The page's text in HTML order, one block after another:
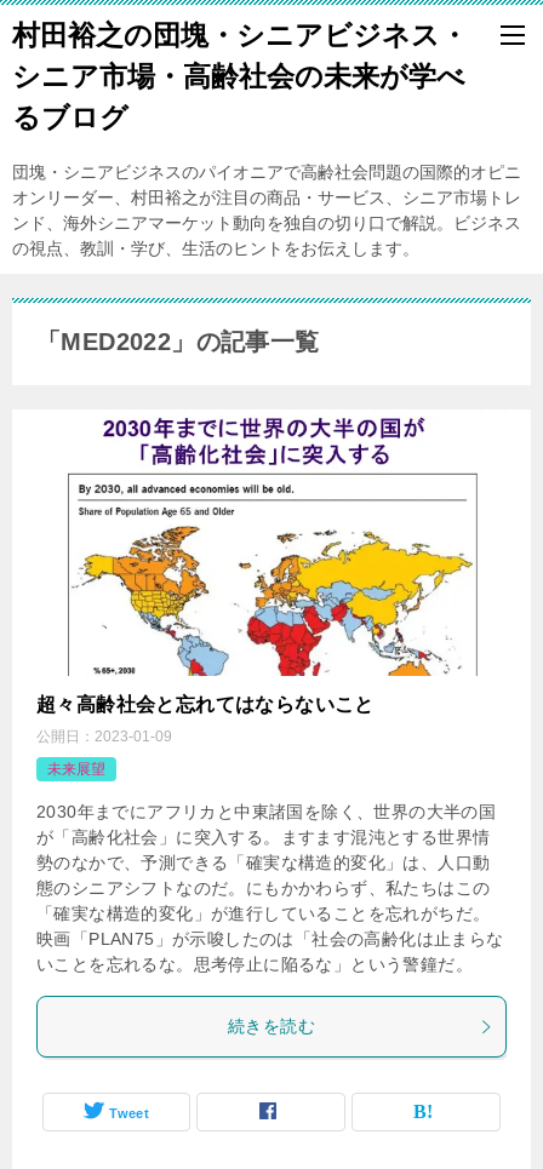
村田裕之の団塊・シニアビジネス・
シニア市場・高齢社会の未来が学べ
るブログ
団塊・シニアビジネスのパイオニアで高齢社会問題の国際的オピニ
オンリーダー、村田裕之が注目の商品・サービス、シニア市場トレ
ンド、海外シニアマーケット動向を独自の切り口で解説。ビジネス
の視点、教訓・学び、生活のヒントをお伝えします。
「MED2022」の記事一覧
超々高齢社会と忘れてはならないこと
公開日： 2023-01-09
未来展望
2030年までにアフリカと中東諸国を除く、世界の大半の国
が「高齢化社会」に突入する。ますます混沌とする世界情
勢のなかで、予測できる「確実な構造的変化」は、人口動
態のシニアシフトなのだ。にもかかわらず、私たちはこの
「確実な構造的変化」が進行していることを忘れがちだ。
映画「PLAN75」が示唆したのは「社会の高齢化は止まらな
いことを忘れるな。思考停止に陥るな」という警鐘だ。
続きを読む
Tweet